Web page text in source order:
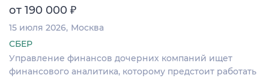
от 190 000 ₽
15 июля 2026 Москва
СБЕР
Управление финансов дочерних компаний ищет
финансового аналитика, которому предстоит работать